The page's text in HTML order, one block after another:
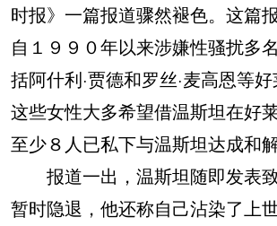
时报》一篇报道骤然褪色。这篇
自１９９０年以来涉嫌性骚扰多
括阿什利·贾德和罗丝·麦高恩等好
这些女性大多希望借温斯坦在好
至少８人已私下与温斯坦达成和解
报道一出，温斯坦随即发表
暂时隐退，他还称自己沾染了上